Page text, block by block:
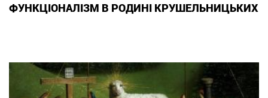
ФУНКЦІОНАЛІЗМ В РОДИНІ КРУШЕЛЬНИЦЬКИХ